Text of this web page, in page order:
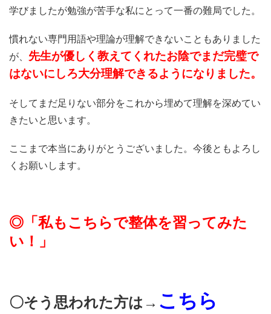
学びましたが勉強が苦手な私にとって一番の難局でした。
慣れない専門用語や理論が理解できないこともありました
が、 先生が優しく教えてくれたお陰でまだ完璧で
はないにしろ大分理解できるようになりました。
そしてまだ足りない部分をこれから埋めて理解を深めてい
きたいと 思います。
ここまで本当にありがとうございました。今後ともよろし
くお願いします。
◎「私もこちらで整体を習ってみた
い！」
〇そう思われた方は→ こちら